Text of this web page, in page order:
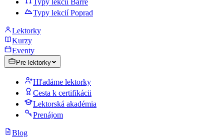
Typy lekcií Barre
Typy lekcií Poprad
Lektorky
Kurzy
Eventy
Pre lektorky
Hľadáme lektorky
Cesta k certifikácii
Lektorská akadémia
Prenájom
Blog